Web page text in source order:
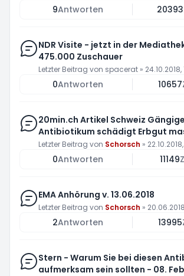
9Antworten 20393
NDR Visite - jetzt in der
475.000 Zuschauer
Letzter Beitrag von spacerat » 24.10.2018,
0Antworten 10657
20min.ch Artikel Schweiz
Antibiotikum schädigt Erbgut
Letzter Beitrag von Schorsch »
0Antworten 11149
EMA Anhörung v. 13.06.2018
Letzter Beitrag von Schorsch »
2Antworten 13995
Stern - Warum Sie bei diesen
aufmerksam sein sollten - 08.